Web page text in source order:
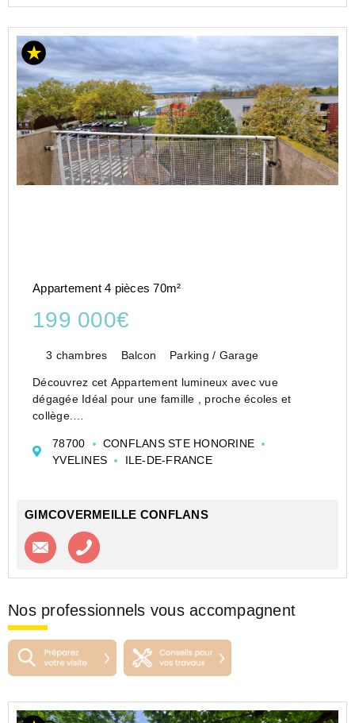
Appartement 4 pièces 70m²
199 000€
3 chambres Balcon Parking / Garage
Découvrez cet Appartement lumineux avec vue
dégagée Idéal pour une famille , proche écoles et
collège.
aménagée et équipée, cellier, salle d...
78700
CONFLANS STE HONORINE
YVELINES
ILE-DE-FRANCE
GIMCOVERMEILLE CONFLANS
Contacter l'agence
Nos professionnels vous accompagnent